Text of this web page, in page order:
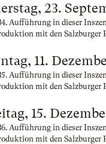
23.
Aufführung in dieser
mit den Salzburger
11.
Aufführung in dieser
mit den Salzburger
15.
Aufführung in dieser
mit den Salzburger